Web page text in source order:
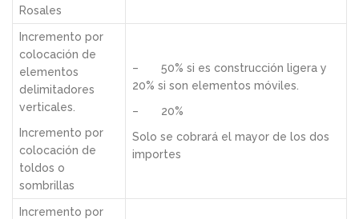
Rosales
Incremento por
colocación de
elementos
delimitadores
verticales.
Incremento por
colocación de
toldos o
sombrillas
– 50% si es construcción ligera y
20% si son elementos móviles.
– 20%
Solo se cobrará el mayor de los dos
importes
Incremento por